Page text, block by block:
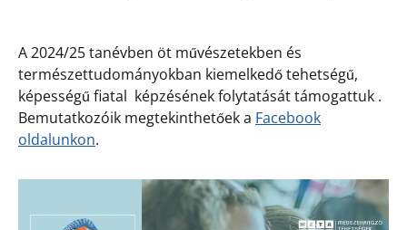
A 2024/25 tanévben öt művészetekben és
természettudományokban kiemelkedő tehetségű,
képességű fiatal képzésének folytatását támogattuk .
Bemutatkozóik megtekinthetőek a Facebook
oldalunkon.